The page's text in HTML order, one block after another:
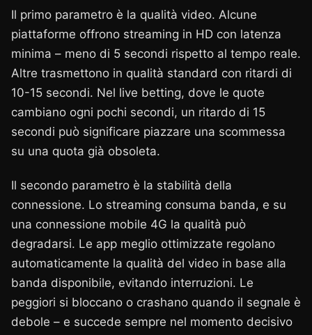
Il primo parametro è la qualità video. Alcune
piattaforme offrono streaming in HD con latenza
minima – meno di 5 secondi rispetto al tempo reale.
Altre trasmettono in qualità standard con ritardi di
10-15 secondi. Nel live betting, dove le quote
cambiano ogni pochi secondi, un ritardo di 15
secondi può significare piazzare una scommessa
su una quota già obsoleta.
Il secondo parametro è la stabilità della
connessione. Lo streaming consuma banda, e su
una connessione mobile 4G la qualità può
degradarsi. Le app meglio ottimizzate regolano
automaticamente la qualità del video in base alla
banda disponibile, evitando interruzioni. Le
peggiori si bloccano o crashano quando il segnale è
debole – e succede sempre nel momento decisivo